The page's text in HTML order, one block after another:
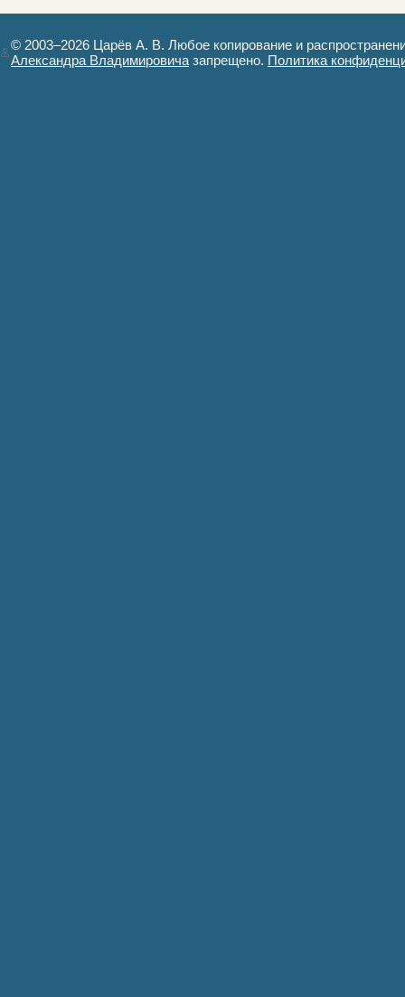
© 2003–2026 Царёв А. В. Любое копирование и
Александра Владимировича запрещено. Политика
Авторизация